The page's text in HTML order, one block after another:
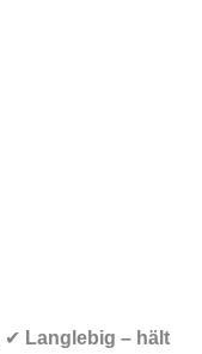
✔ Langlebig – hält